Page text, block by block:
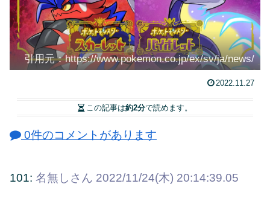
引用元：https://www.pokemon.co.jp/ex/sv/ja/news/
2022.11.27
この記事は約2分で読めます。
0件のコメントがあります
101: 名無しさん 2022/11/24(木) 20:14:39.05